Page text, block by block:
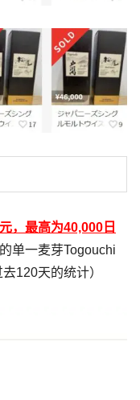
，最高为40,000日
单一麦芽Togouchi
120天的统计）